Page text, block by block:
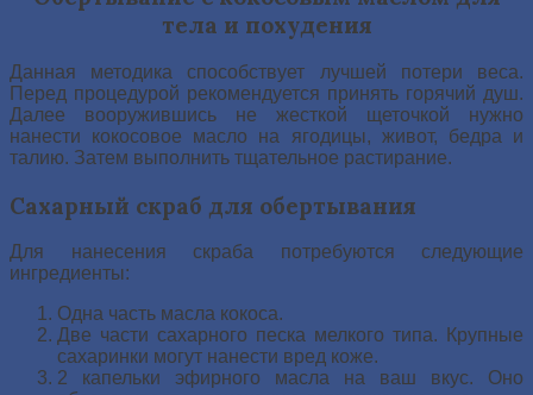
тела и похудения
Данная методика способствует лучшей потери веса.
Перед процедурой рекомендуется принять горячий душ.
Далее вооружившись не жесткой щеточкой нужно
нанести кокосовое масло на ягодицы, живот, бедра и
талию. Затем выполнить тщательное растирание.
Сахарный скраб для обертывания
Для нанесения скраба потребуются следующие
ингредиенты:
Одна часть масла кокоса.
Две части сахарного песка мелкого типа. Крупные
сахаринки могут нанести вред коже.
2 капельки эфирного масла на ваш вкус. Оно